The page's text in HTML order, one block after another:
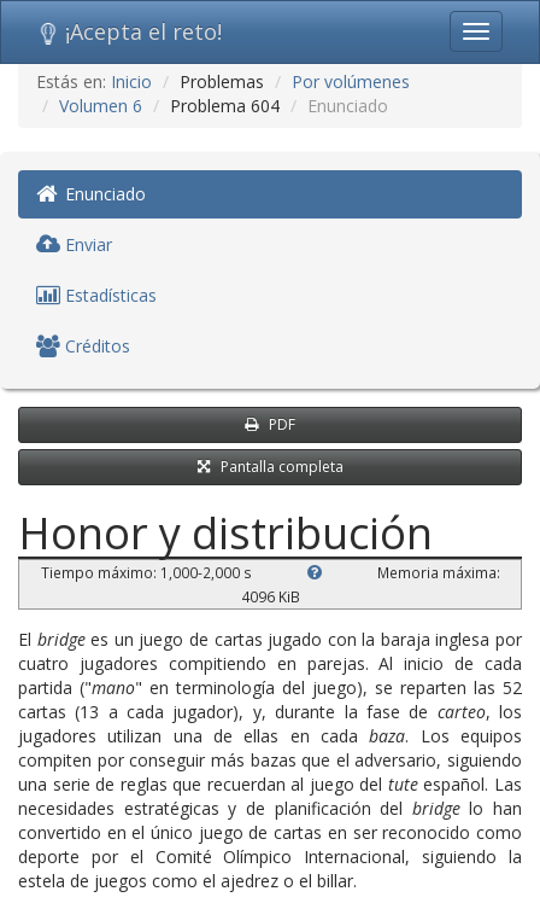
Ir
contenido
navegación)
Toggle
¡Acepta el reto!
Estás en: Inicio Problemas
Por volúmenes
Volumen 6
Problema 604 Enunciado
Enunciado
Enviar
Estadísticas
Créditos
PDF
Pantalla completa
Honor y distribución
Tiempo máximo: 1,000-2,000 s
Memoria máxima:
4096 KiB
El bridgees un juego de cartas jugado con la baraja inglesa por
cuatro jugadores compitiendo en parejas. Al inicio de cada
partida ("mano" en terminología del juego), se reparten las 52
cartas (13 a cada jugador), y, durante la fase de carteo, los
jugadores utilizan una de ellas en cadabaza. Los equipos
compiten por conseguir más bazas que el adversario, siguiendo
una serie de reglas que recuerdan al juego del tuteespañol. Las
necesidades estratégicas y de planificación del bridgelo han
convertido en el único juego de cartas en ser reconocido como
deporte por el Comité Olímpico Internacional, siguiendo la
estela de juegos como el ajedrez o el billar.